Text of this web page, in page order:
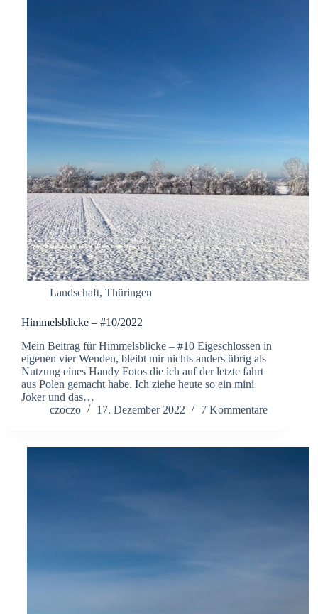
Landschaft, Thüringen
Himmelsblicke – #10/2022
Mein Beitrag für Himmelsblicke – #10 Eigeschlossen in
eigenen vier Wenden, bleibt mir nichts anders übrig als
Nutzung eines Handy Fotos die ich auf der letzte fahrt
aus Polen gemacht habe. Ich ziehe heute so ein mini
Joker und das…
czoczo
17. Dezember 2022 7 Kommentare